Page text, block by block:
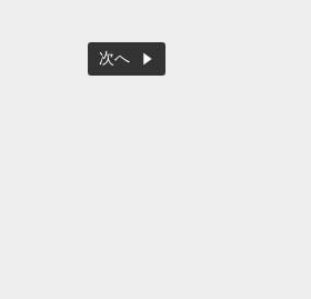
次へ